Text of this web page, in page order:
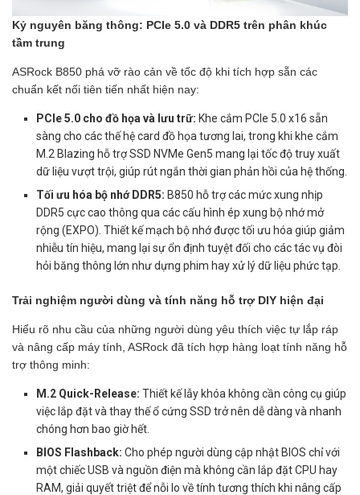
Kỷ nguyên băng thông: PCIe 5.0 và DDR5 trên phân khúc
tầm trung
ASRock B850 phá vỡ rào cản về tốc độ khi tích hợp sẵn các
chuẩn kết nối tiên tiến nhất hiện nay:
PCIe 5.0 cho đồ họa và lưu trữ: Khe cắm PCIe 5.0 x16 sẵn
sàng cho các thế hệ card đồ họa tương lai, trong khi khe cắm
M.2 Blazing hỗ trợ SSD NVMe Gen5 mang lại tốc độ truy xuất
dữ liệu vượt trội, giúp rút ngắn thời gian phản hồi của hệ thống.
Tối ưu hóa bộ nhớ DDR5: B850 hỗ trợ các mức xung nhịp
DDR5 cực cao thông qua các cấu hình ép xung bộ nhớ mở
rộng (EXPO). Thiết kế mạch bộ nhớ được tối ưu hóa giúp giảm
nhiễu tín hiệu, mang lại sự ổn định tuyệt đối cho các tác vụ đòi
hỏi băng thông lớn như dựng phim hay xử lý dữ liệu phức tạp.
Trải nghiệm người dùng và tính năng hỗ trợ DIY hiện đại
Hiểu rõ nhu cầu của những người dùng yêu thích việc tự lắp ráp
và nâng cấp máy tính, ASRock đã tích hợp hàng loạt tính năng hỗ
trợ thông minh:
M.2 Quick-Release: Thiết kế lẫy khóa không cần công cụ giúp
việc lắp đặt và thay thế ổ cứng SSD trở nên dễ dàng và nhanh
chóng hơn bao giờ hết.
BIOS Flashback: Cho phép người dùng cập nhật BIOS chỉ với
một chiếc USB và nguồn điện mà không cần lắp đặt CPU hay
RAM, giải quyết triệt để nỗi lo về tính tương thích khi nâng cấp